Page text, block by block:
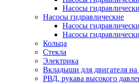
Насосы
Насосы гидравлические
Насосы
Насосы
Кольца
Стекла
Электрика
Вкладыши для двигателя на
РВД, рукава высокого